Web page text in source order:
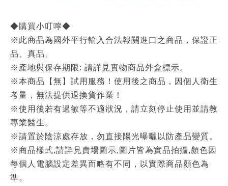
◆購買小叮嚀◆
※此商品為國外平行輸入合法報關進口之商品，保證正
品、真品。
※產地與保存期限: 請詳見實物商品外盒標示。
※本商品【無】試用服務！使用後之商品，因個人衛生
考量，無法提供退換貨作業！
※使用後若有過敏等不適狀況，請立刻停止使用並請教
專業醫生。
※請置於陰涼處存放，勿直接陽光曝曬以防產品變質。
※商品樣式,請詳見賣場圖示,圖片皆為實品拍攝,顏色因
每個人電腦設定差異而略有不同，以實際商品顏色為
準。